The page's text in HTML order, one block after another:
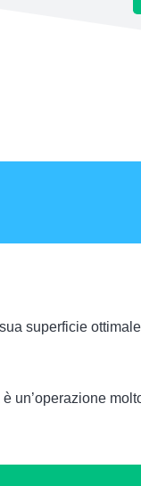
superficie
un’operazione